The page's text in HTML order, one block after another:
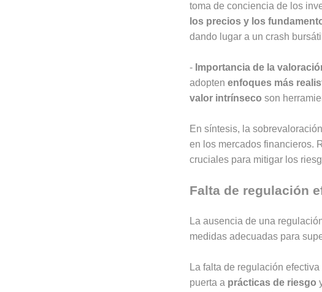
toma de conciencia de los
los precios y los
dando lugar a un crash
- Importancia de la
adopten enfoques más
valor intrínseco son
En síntesis, la
en los mercados financieros.
cruciales para mitigar los
Falta de regulación
La ausencia de una
medidas adecuadas para
La falta de regulación
puerta a prácticas de riesgo